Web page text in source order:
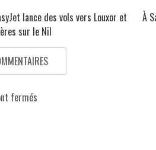
lance des vols vers Louxor et
sur le Nil
À
fermés